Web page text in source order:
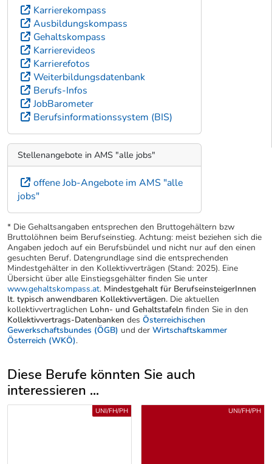
Karrierekompass
Ausbildungskompass
Gehaltskompass
Karrierevideos
Karrierefotos
Weiterbildungsdatenbank
Berufs-Infos
JobBarometer
Berufsinformationssystem (BIS)
Stellenangebote in AMS "alle jobs"
offene Job-Angebote im AMS "alle
jobs"
* Die Gehaltsangaben entsprechen den Bruttogehältern bzw
Bruttolöhnen beim Berufseinstieg. Achtung: meist beziehen sich die
Angaben jedoch auf ein Berufsbündel und nicht nur auf den einen
gesuchten Beruf. Datengrundlage sind die entsprechenden
Mindestgehälter in den Kollektivverträgen (Stand: 2025). Eine
Übersicht über alle Einstiegsgehälter finden Sie unter
www.gehaltskompass.at. Mindestgehalt für BerufseinsteigerInnen
lt. typisch anwendbaren Kollektivvertägen. Die aktuellen
kollektivvertraglichen Lohn- und Gehaltstafeln finden Sie in den
Kollektivvertrags-Datenbanken des Österreichischen
Gewerkschaftsbundes (ÖGB) und der Wirtschaftskammer
Österreich (WKÖ).
Diese Berufe könnten Sie auch
interessieren ...
Uber weitere Berufsvorschläge
UNI/FH/PH UNI/FH/PH